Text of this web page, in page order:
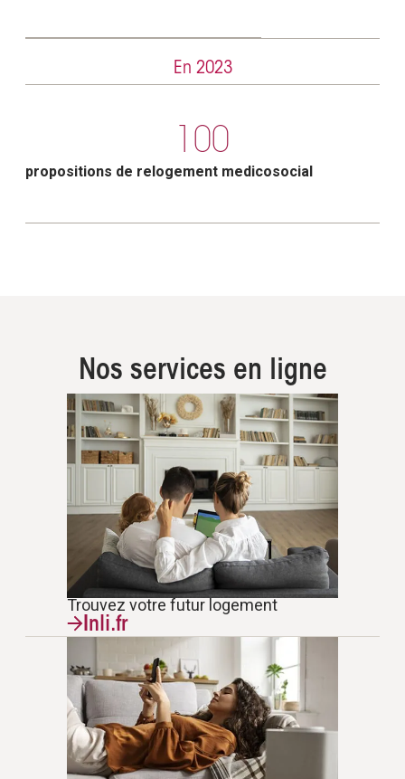
En 2023
100
propositions de relogement medicosocial
Nos services en ligne
Trouvez votre futur logement
Inli.fr